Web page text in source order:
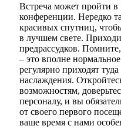
Встреча может пройти в
конференции. Нередко
красивых спутниц,
в лучшем свете.
предрассудков.
– это вполне
регулярно приходят
наслаждения.
возможностям,
персоналу, и вы
от своего первого
ваше время с нами